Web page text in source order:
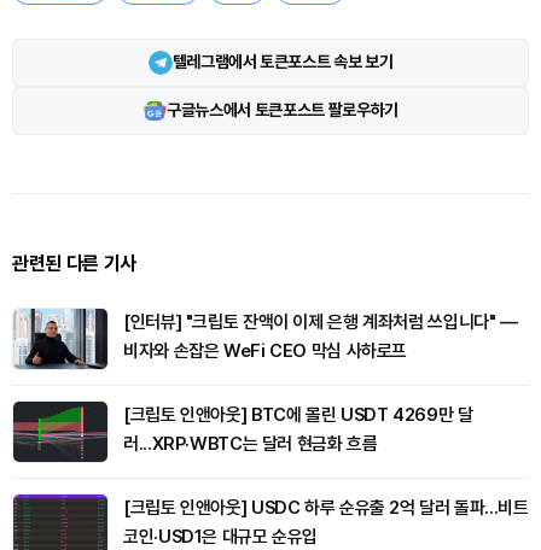
텔레그램에서 토큰포스트 속보 보기
구글뉴스에서 토큰포스트 팔로우하기
관련된 다른 기사
[인터뷰] "크립토 잔액이 이제 은행 계좌처럼 쓰입니다" —
비자와 손잡은 WeFi CEO 막심 사하로프
[크립토 인앤아웃] BTC에 몰린 USDT 4269만 달
러...XRP·WBTC는 달러 현금화 흐름
[크립토 인앤아웃] USDC 하루 순유출 2억 달러 돌파...비트
코인·USD1은 대규모 순유입